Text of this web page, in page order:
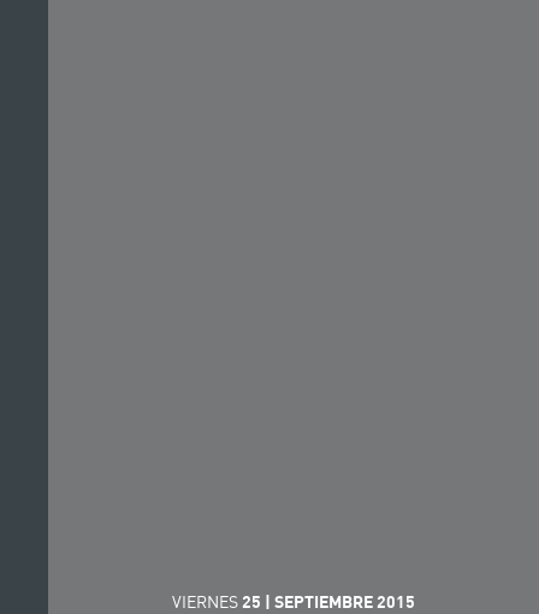
VIERNES 25 | SEPTIEMBRE 2015